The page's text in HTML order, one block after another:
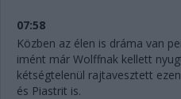
07:58
Közben az élen is dráma van
imént már Wolffnak kellett
kétségtelenül rajtavesztett
és Piastrit is.